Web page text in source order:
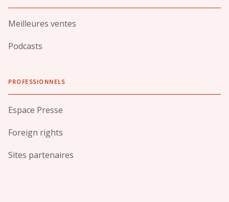
Meilleures ventes
Podcasts
PROFESSIONNELS
Espace Presse
Foreign rights
Sites partenaires